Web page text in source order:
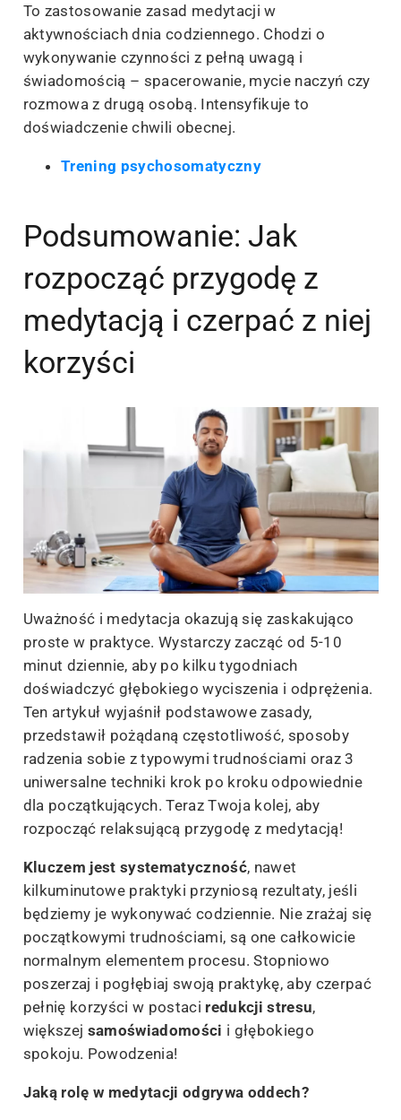
To zastosowanie zasad medytacji w
aktywnościach dnia codziennego. Chodzi o
wykonywanie czynności z pełną uwagą i
świadomością – spacerowanie, mycie naczyń czy
rozmowa z drugą osobą. Intensyfikuje to
doświadczenie chwili obecnej.
Trening psychosomatyczny
Podsumowanie: Jak
rozpocząć przygodę z
medytacją i czerpać z niej
korzyści
Uważność i medytacja okazują się zaskakująco
proste w praktyce. Wystarczy zacząć od 5-10
minut dziennie, aby po kilku tygodniach
doświadczyć głębokiego wyciszenia i odprężenia.
Ten artykuł wyjaśnił podstawowe zasady,
przedstawił pożądaną częstotliwość, sposoby
radzenia sobie z typowymi trudnościami oraz 3
uniwersalne techniki krok po kroku odpowiednie
dla początkujących. Teraz Twoja kolej, aby
rozpocząć relaksującą przygodę z medytacją!
Kluczem jest systematyczność, nawet
kilkuminutowe praktyki przyniosą rezultaty, jeśli
będziemy je wykonywać codziennie. Nie zrażaj się
początkowymi trudnościami, są one całkowicie
normalnym elementem procesu. Stopniowo
poszerzaj i pogłębiaj swoją praktykę, aby czerpać
pełnię korzyści w postaci redukcji stresu,
większej samoświadomości i głębokiego
spokoju. Powodzenia!
Jaką rolę w medytacji odgrywa oddech?